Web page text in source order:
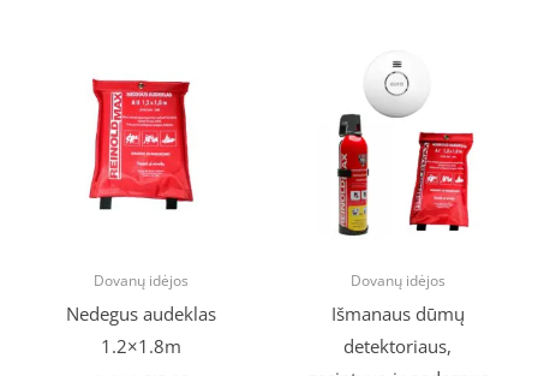
Dovanų idėjos
Nedegus audeklas
1.2×1.8m
€15.99.€13.00.
Dovanų idėjos
Išmanaus dūmų
detektoriaus,